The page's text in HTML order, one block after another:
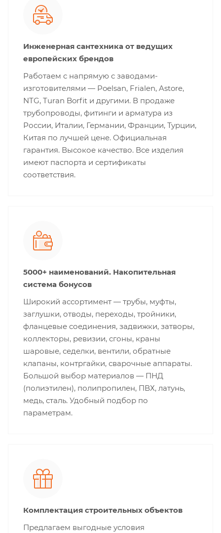
Инженерная сантехника от ведущих
европейских брендов
Работаем с напрямую с заводами-
изготовителями — Poelsan, Frialen, Astore,
NTG, Turan Borfit и другими. В продаже
трубопроводы, фитинги и арматура из
России, Италии, Германии, Франции, Турции,
Китая по лучшей цене. Официальная
гарантия. Высокое качество. Все изделия
имеют паспорта и сертификаты
соответствия.
5000+ наименований. Накопительная
система бонусов
Широкий ассортимент — трубы, муфты,
заглушки, отводы, переходы, тройники,
фланцевые соединения, задвижки, затворы,
коллекторы, ревизии, сгоны, краны
шаровые, седелки, вентили, обратные
клапаны, контргайки, сварочные аппараты.
Большой выбор материалов — ПНД
(полиэтилен), полипропилен, ПВХ, латунь,
медь, сталь. Удобный подбор по
параметрам.
Комплектация строительных объектов
Предлагаем выгодные условия